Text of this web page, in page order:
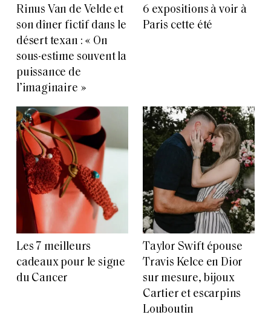
Rinus Van de Velde et
son dîner fictif dans le
désert texan : « On
sous-estime souvent la
puissance de
l’imaginaire »
6 expositions à voir à
Paris cette été
Les 7 meilleurs
cadeaux pour le signe
du Cancer
Taylor Swift épouse
Travis Kelce en Dior
sur mesure, bijoux
Cartier et escarpins
Louboutin